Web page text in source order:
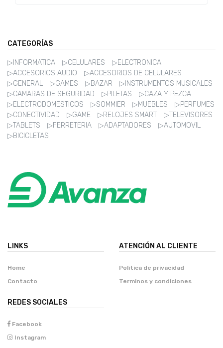
CATEGORÍAS
▷INFORMATICA ▷CELULARES
▷ELECTRONICA
▷ACCESORIOS AUDIO
▷ACCESORIOS DE CELULARES
▷GENERAL
▷GAMES ▷BAZAR
▷INSTRUMENTOS MUSICALES
▷CAMARAS DE SEGURIDAD
▷PILETAS
▷CAZA Y PEZCA
▷ELECTRODOMESTICOS
▷SOMMIER ▷MUEBLES
▷PERFUMES
▷CONECTIVIDAD
▷GAME ▷RELOJES SMART
▷TELEVISORES
▷TABLETS
▷FERRETERIA ▷ADAPTADORES
▷AUTOMOVIL
▷BICICLETAS
LINKS
Home
Contacto
ATENCIÓN AL CLIENTE
Politica de privacidad
Terminos y condiciones
REDES SOCIALES
Facebook
Instagram